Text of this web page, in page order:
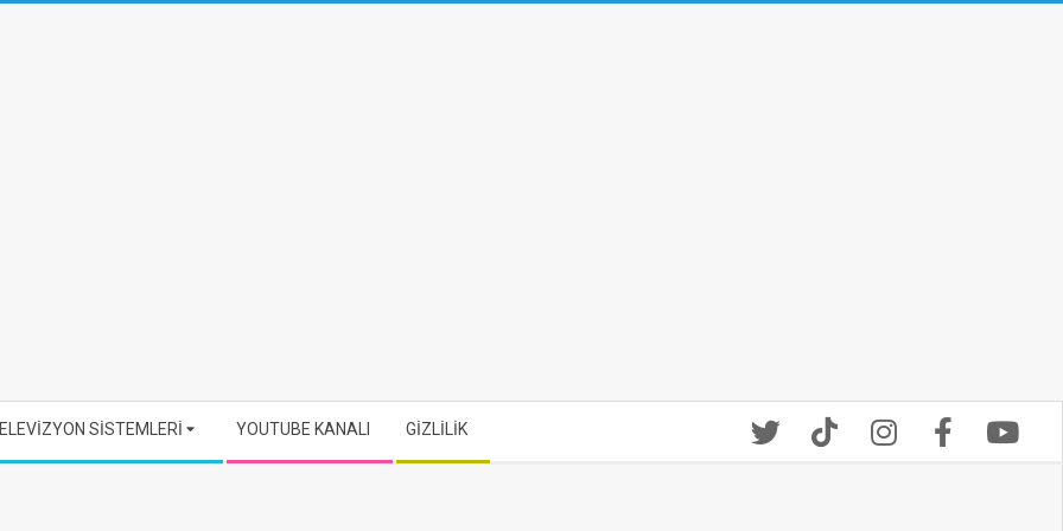
SİSTEMLERİ YOUTUBE KANALI GİZLİLİK